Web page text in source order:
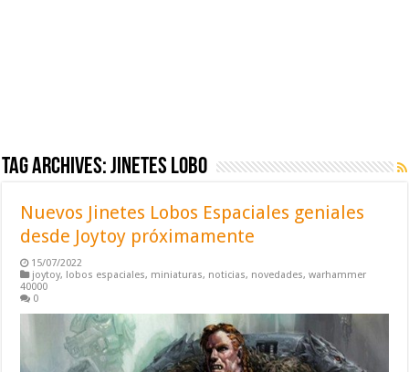
Tag Archives:jinetes lobo
Nuevos Jinetes Lobos Espaciales geniales
desde Joytoy próximamente
15/07/2022
joytoy, lobos espaciales, miniaturas, noticias, novedades,warhammer
40000
0